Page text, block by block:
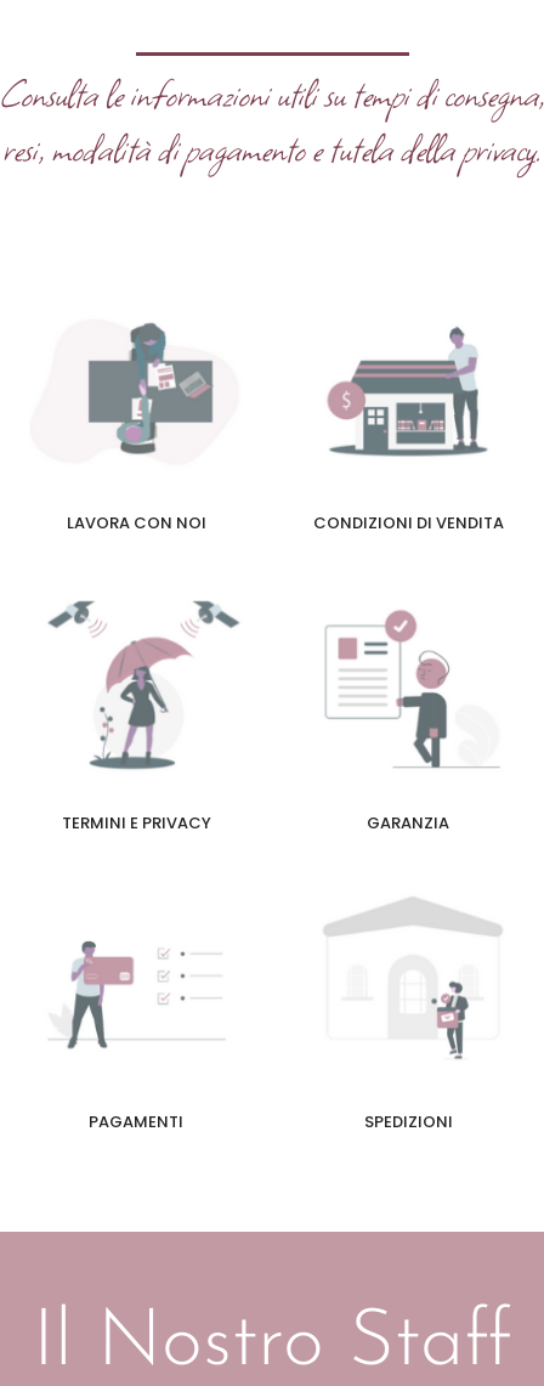
Consulta le informazioni utili su tempi di consegna,
resi, modalità di pagamento e tutela della privacy.
LAVORA CON NOI CONDIZIONI DI VENDITA
TERMINI E PRIVACY GARANZIA
PAGAMENTI SPEDIZIONI
Il Nostro Staff